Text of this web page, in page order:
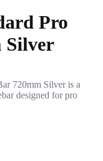
Pro
Silver
720mm Silver is a
designed for pro